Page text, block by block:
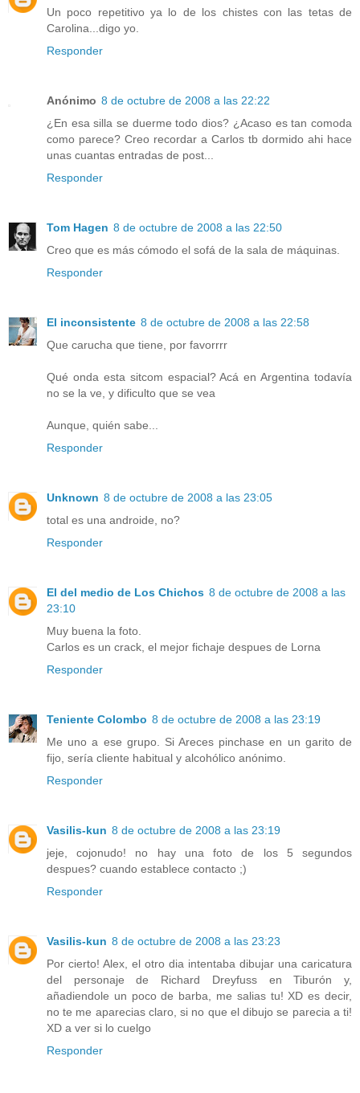
Un poco repetitivo ya lo de los chistes con las tetas de
Carolina...digo yo.
Responder
Anónimo 8 de octubre de 2008 a las 22:22
¿En esa silla se duerme todo dios? ¿Acaso es tan comoda
como parece? Creo recordar a Carlos tb dormido ahi hace
unas cuantas entradas de post...
Responder
Tom Hagen 8 de octubre de 2008 a las 22:50
Creo que es más cómodo el sofá de la sala de máquinas.
Responder
El inconsistente 8 de octubre de 2008 a las 22:58
Que carucha que tiene, por favorrrr
Qué onda esta sitcom espacial? Acá en Argentina todavía
no se la ve, y dificulto que se vea
Aunque, quién sabe...
Responder
Unknown 8 de octubre de 2008 a las 23:05
total es una androide, no?
Responder
El del medio de Los Chichos 8 de octubre de 2008 a las
23:10
Muy buena la foto.
Carlos es un crack, el mejor fichaje despues de Lorna
Responder
Teniente Colombo 8 de octubre de 2008 a las 23:19
Me uno a ese grupo. Si Areces pinchase en un garito de
fijo, sería cliente habitual y alcohólico anónimo.
Responder
Vasilis-kun 8 de octubre de 2008 a las 23:19
jeje, cojonudo! no hay una foto de los 5 segundos
despues? cuando establece contacto ;)
Responder
Vasilis-kun 8 de octubre de 2008 a las 23:23
Por cierto! Alex, el otro dia intentaba dibujar una caricatura
del personaje de Richard Dreyfuss en Tiburón y,
añadiendole un poco de barba, me salias tu! XD es decir,
no te me aparecias claro, si no que el dibujo se parecia a ti!
XD a ver si lo cuelgo
Responder